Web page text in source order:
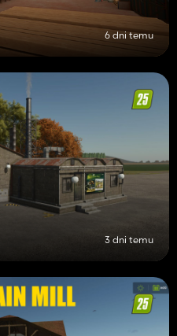
6 dni temu
3 dni temu